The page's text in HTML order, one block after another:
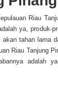
Riau
ya, produk-
akan tahan lama
Riau Tanjung
adalah